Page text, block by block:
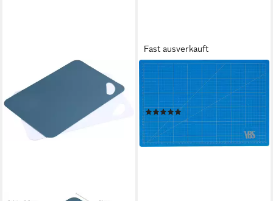
Fast ausverkauft
Schneideunterlage Profi, blau,
3 mm stark
16,49 €
lieferbar - in 4-5 Werktagen bei dir